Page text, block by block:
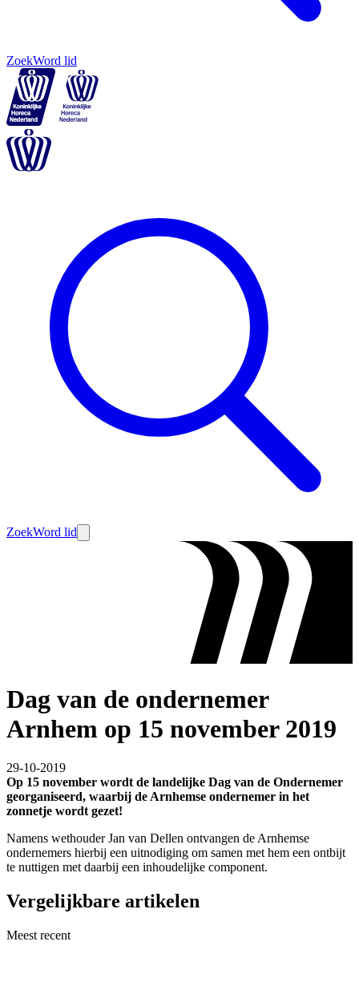
ZoekWord lid
ZoekWord lid
Dag van de ondernemer
Arnhem op 15 november 2019
29-10-2019
Op 15 november wordt de landelijke Dag van de Ondernemer
georganiseerd, waarbij de Arnhemse ondernemer in het
zonnetje wordt gezet!
Namens wethouder Jan van Dellen ontvangen de Arnhemse
ondernemers hierbij een uitnodiging om samen met hem een ontbijt
te nuttigen met daarbij een inhoudelijke component.
Vergelijkbare artikelen
Meest recent